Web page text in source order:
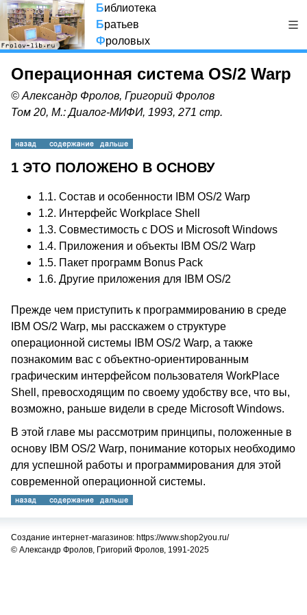
Библиотека
Братьев
Фроловых
Операционная система OS/2 Warp
© Александр Фролов, Григорий Фролов
Том 20, М.: Диалог-МИФИ, 1993, 271 стр.
1 ЭТО ПОЛОЖЕНО В ОСНОВУ
1.1. Состав и особенности IBM OS/2 Warp
1.2. Интерфейс Workplace Shell
1.3. Совместимость с DOS и Microsoft Windows
1.4. Приложения и объекты IBM OS/2 Warp
1.5. Пакет программ Bonus Pack
1.6. Другие приложения для IBM OS/2
Прежде чем приступить к программированию в среде
IBM OS/2 Warp, мы расскажем о структуре
операционной системы IBM OS/2 Warp, а также
познакомим вас с объектно-ориентированным
графическим интерфейсом пользователя WorkPlace
Shell, превосходящим по своему удобству все, что вы,
возможно, раньше видели в среде Microsoft Windows.
В этой главе мы рассмотрим принципы, положенные в
основу IBM OS/2 Warp, понимание которых необходимо
для успешной работы и программирования для этой
современной операционной системы.
Создание интернет-магазинов: https://www.shop2you.ru/
© Александр Фролов, Григорий Фролов, 1991-2025